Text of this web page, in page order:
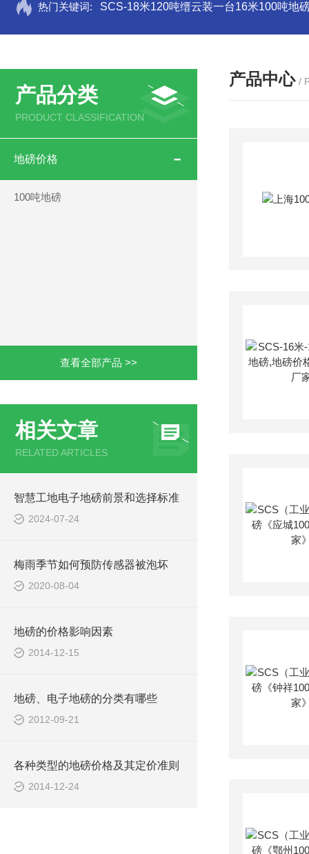
热门关键词: SCS-18米120吨缙云装一台16米100吨地
产品分类
PRODUCT CLASSIFICATION
地磅价格
100吨地磅
查看全部产品 >>
相关文章
RELATED ARTICLES
智慧工地电子地磅前景和选择标准
2024-07-24
梅雨季节如何预防传感器被泡坏
2020-08-04
地磅的价格影响因素
2014-12-15
地磅、电子地磅的分类有哪些
2012-09-21
各种类型的地磅价格及其定价准则
2014-12-24
产品中心 /